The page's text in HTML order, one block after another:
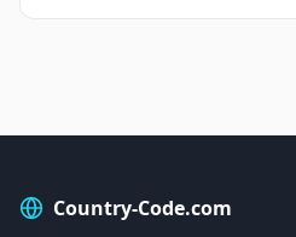
Country-Code.com